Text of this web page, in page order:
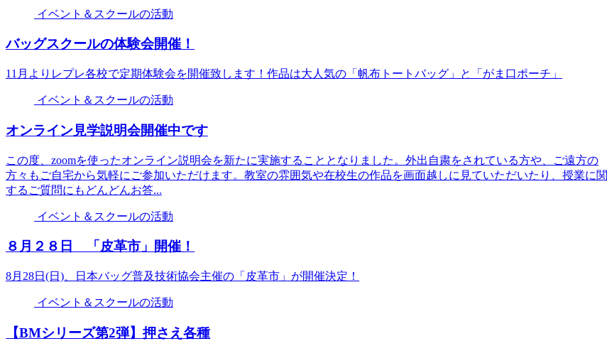
イベント＆スクールの活動
バッグスクールの体験会開催！
11月よりレプレ各校で定期体験会を開催致します！作品は大人気の「帆布トートバッグ」と「がま口ポーチ」
イベント＆スクールの活動
オンライン見学説明会開催中です
この度、zoomを使ったオンライン説明会を新たに実施することとなりました。外出自粛をされている方や、ご遠方の
方々もご自宅から気軽にご参加いただけます。教室の雰囲気や在校生の作品を画面越しに見ていただいたり、授業に関
するご質問にもどんどんお答...
イベント＆スクールの活動
８月２８日 「皮革市」開催！
8月28日(日)、日本バッグ普及技術協会主催の「皮革市」が開催決定！
イベント＆スクールの活動
【BMシリーズ第2弾】押さえ各種